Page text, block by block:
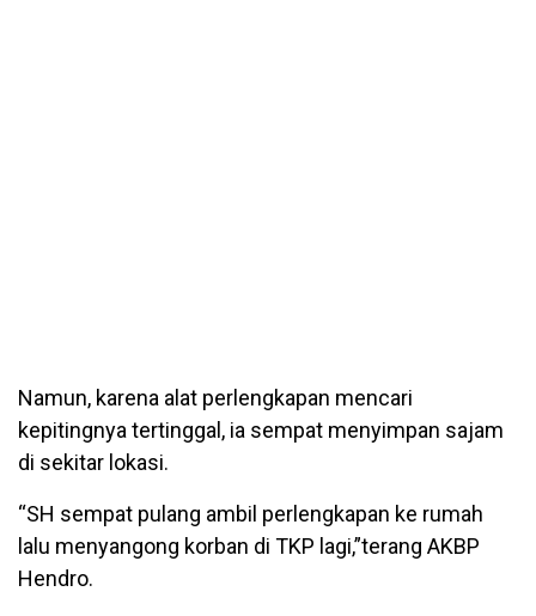
Namun, karena alat perlengkapan mencari
kepitingnya tertinggal, ia sempat menyimpan sajam
di sekitar lokasi.
“SH sempat pulang ambil perlengkapan ke rumah
lalu menyangong korban di TKP lagi,”terang AKBP
Hendro.